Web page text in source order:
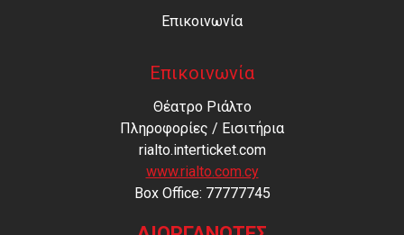
Επικοινωνία
Επικοινωνία
Θέατρο Ριάλτο
Πληροφορίες / Εισιτήρια
rialto.interticket.com
www.rialto.com.cy
Βοx Office: 77777745